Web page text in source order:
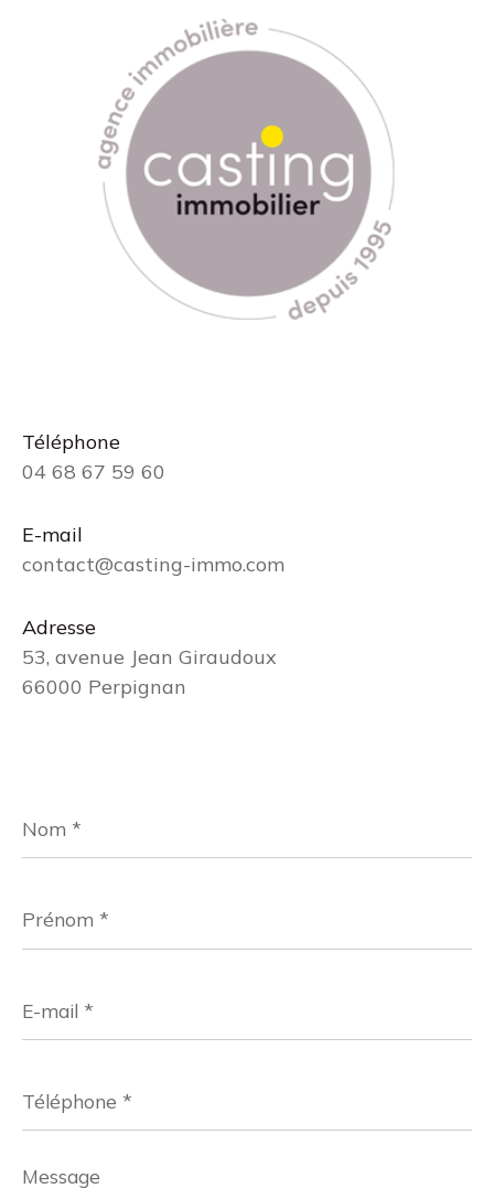
Téléphone
04 68 67 59 60
E-mail
contact@casting-immo.com
Adresse
53, avenue Jean Giraudoux
66000 Perpignan
*
*
mail
*
*
Message
*